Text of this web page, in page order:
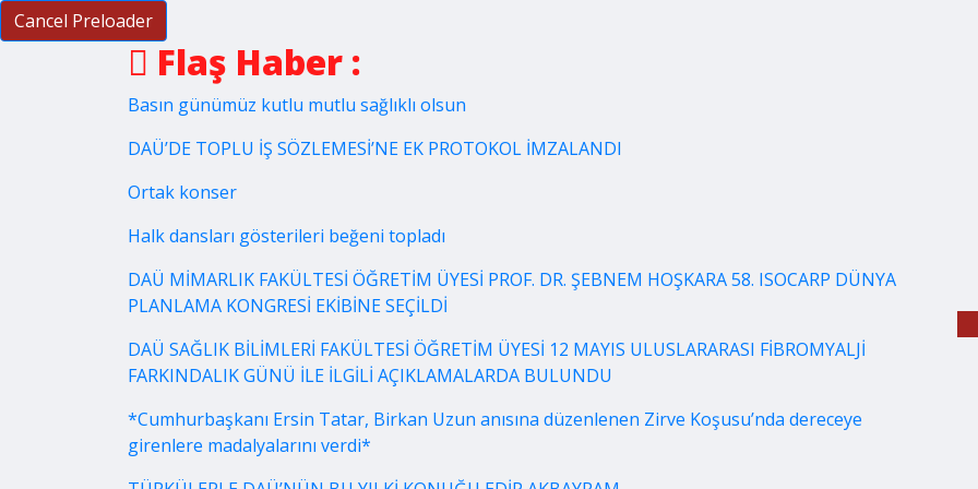
Cancel Preloader
Flaş Haber :
Basın günümüz kutlu mutlu sağlıklı olsun
DAÜ’DE TOPLU İŞ SÖZLEMESİ’NE EK PROTOKOL İMZALANDI
Ortak konser
Halk dansları gösterileri beğeni topladı
DAÜ MİMARLIK FAKÜLTESİ ÖĞRETİM ÜYESİ PROF. DR. ŞEBNEM HOŞKARA 58. ISOCARP DÜNYA
PLANLAMA KONGRESİ EKİBİNE SEÇİLDİ
DAÜ SAĞLIK BİLİMLERİ FAKÜLTESİ ÖĞRETİM ÜYESİ 12 MAYIS ULUSLARARASI FİBROMYALJİ
FARKINDALIK GÜNÜ İLE İLGİLİ AÇIKLAMALARDA BULUNDU
*Cumhurbaşkanı Ersin Tatar, Birkan Uzun anısına düzenlenen Zirve Koşusu’nda dereceye
girenlere madalyalarını verdi*